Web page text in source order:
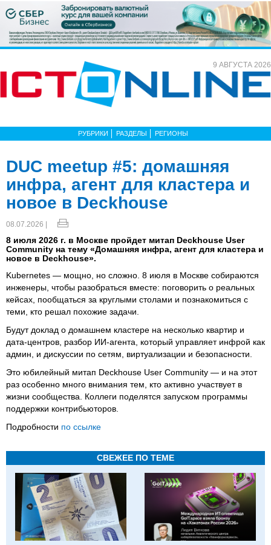
9 АВГУСТА 2026
РУБРИКИ РАЗДЕЛЫ РЕГИОНЫ
DUC meetup #5: домашняя
инфра, агент для кластера и
новое в Deckhouse
08.07.2026 |
8 июля 2026 г. в Москве пройдет митап Deckhouse User
Community на тему «Домашняя инфра, агент для кластера и
новое в Deckhouse».
Kubernetes — мощно, но сложно. 8 июля в Москве собираются
инженеры, чтобы разобраться вместе: поговорить о реальных
кейсах, пообщаться за круглыми столами и познакомиться с
теми, кто решал похожие задачи.
Будут доклад о домашнем кластере на несколько квартир и
дата-центров, разбор ИИ-агента, который управляет инфрой как
админ, и дискуссии по сетям, виртуализации и безопасности.
Это юбилейный митап Deckhouse User Community — и на этот
раз особенно много внимания тем, кто активно участвует в
жизни сообщества. Коллеги поделятся запуском программы
поддержки контрибьюторов.
Подробности по ссылке
СВЕЖЕЕ ПО ТЕМЕ